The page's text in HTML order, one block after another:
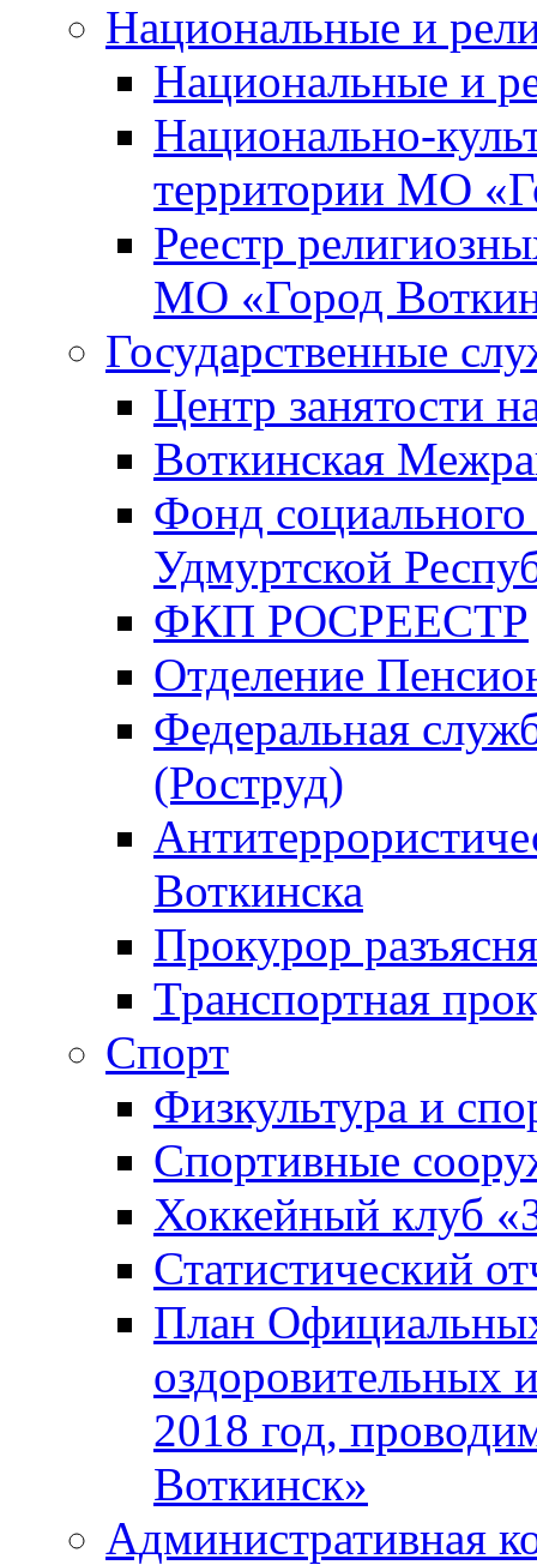
Национальные и
Национальные и
Национально-
территории МО
Реестр
МО «Город
Государственные
Центр занятости
Воткинская
Фонд
Удмуртской
ФКП РОСРЕЕСТР
Отделение
Федеральная
(Роструд)
Воткинска
Прокурор
Транспортная
Спорт
Физкультура и
Спортивные
Хоккейный клуб
Статистический
План
оздоровительных
2018 год,
Воткинск»
Административная